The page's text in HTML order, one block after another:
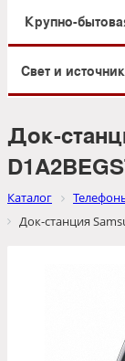
Крупно-
Свет и
Док-
Каталог
Док-станция